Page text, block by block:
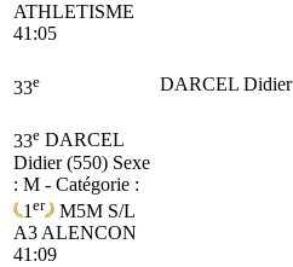
ATHLETISME
41:05
33e DARCEL Didier
33e DARCEL
Didier (550) Sexe
: M - Catégorie :
1 er M5M S/L
A3 ALENCON
41:09